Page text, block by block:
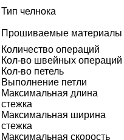
Тип челнока
Прошиваемые материалы
Количество операций
Кол-во швейных операций
Кол-во петель
Выполнение петли
Максимальная длина
стежка
Максимальная ширина
стежка
Максимальная скорость